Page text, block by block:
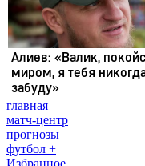
главная
матч-центр
прогнозы
футбол +
Избранное